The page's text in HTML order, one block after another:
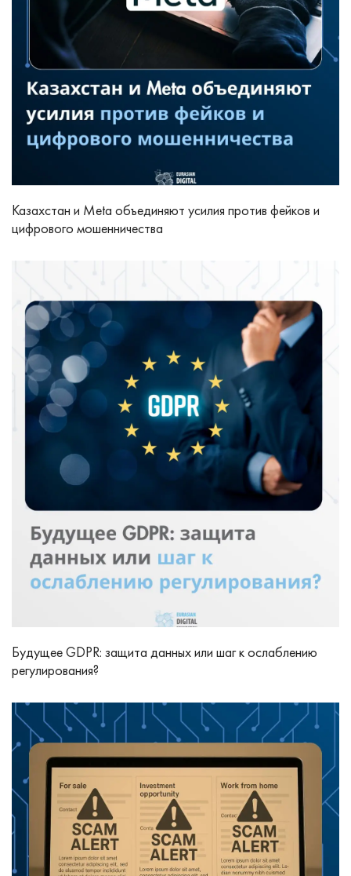
Казахстан и Meta объединяют усилия против фейков и
цифрового мошенничества
Будущее GDPR: защита данных или шаг к ослаблению
регулирования?